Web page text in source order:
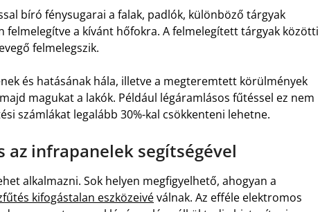
bíró fénysugarai a falak, padlók, különböző tárgyak
felmelegítve a kívánt hőfokra. A felmelegített tárgyak közötti
felmelegszik.
és hatásának hála, illetve a megteremtett körülmények
magukat a lakók. Például légáramlásos fűtéssel ez nem
számlákat legalább 30%-kal csökkenteni lehetne.
infrapanelek segítségével
alkalmazni. Sok helyen megfigyelhető, ahogyan a
kifogástalan eszközeivéválnak. Az efféle elektromos